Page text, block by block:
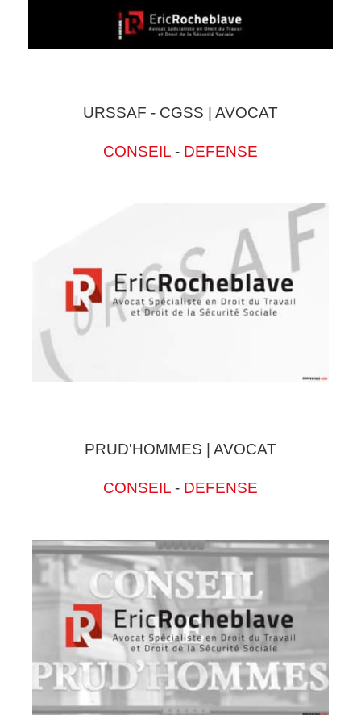
URSSAF - CGSS | AVOCAT
CONSEIL - DEFENSE
PRUD'HOMMES | AVOCAT
CONSEIL - DEFENSE